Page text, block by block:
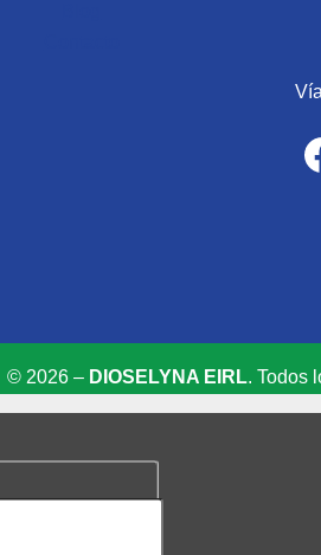
Facebook
© 2026 – DIOSELYNA EIRL. Todos